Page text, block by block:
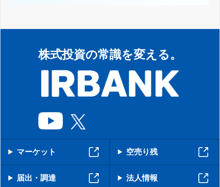
株式投資の常識を変える。
マーケット 空売り残
届出・調達 法人情報